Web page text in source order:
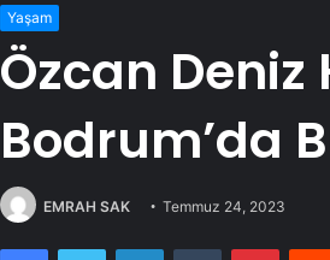
Yaşam
Özcan
Bodrum’da
EMRAH SAK Temmuz 24, 2023
FacebookTwitter LinkedInTumblr